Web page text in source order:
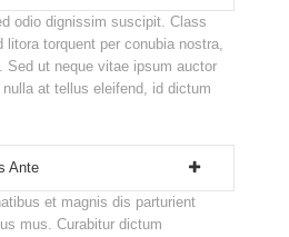
odio dignissim suscipit. Class
torquent per conubia nostra,
Sed ut neque vitae ipsum auctor
at tellus eleifend, id dictum
Ante
et magnis dis parturient
mus. Curabitur dictum